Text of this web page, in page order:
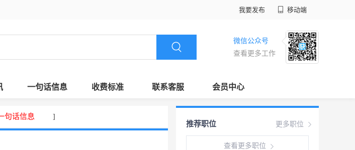
我要发布 移动端
微信公众号
查看更多工作
一句话信息 收费标准 联系客服 会员中心
句话信息 ]
更多职位
推荐职位
查看更多职位